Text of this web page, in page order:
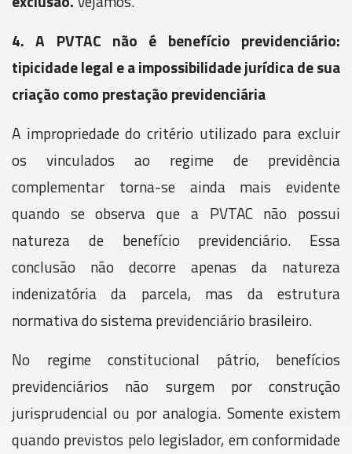
4. A PVTAC não é benefício previdenciário:
tipicidade legal e a impossibilidade jurídica de sua
criação como prestação previdenciária
A impropriedade do critério utilizado para excluir
os vinculados ao regime de previdência
complementar torna-se ainda mais evidente
quando se observa que a PVTAC não possui
natureza de benefício previdenciário. Essa
conclusão não decorre apenas da natureza
indenizatória da parcela, mas da estrutura
normativa do sistema previdenciário brasileiro.
No regime constitucional pátrio, benefícios
previdenciários não surgem por construção
jurisprudencial ou por analogia. Somente existem
quando previstos pelo legislador, em conformidade